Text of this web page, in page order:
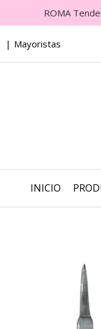
ROMA
Mayoristas
INICIO